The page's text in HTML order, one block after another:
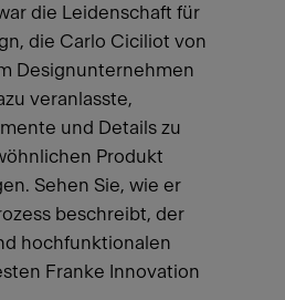
die Leidenschaft für
die Carlo Ciciliot von
Designunternehmen
veranlasste,
und Details zu
Produkt
Sehen Sie, wie er
beschreibt, der
hochfunktionalen
Franke Innovation